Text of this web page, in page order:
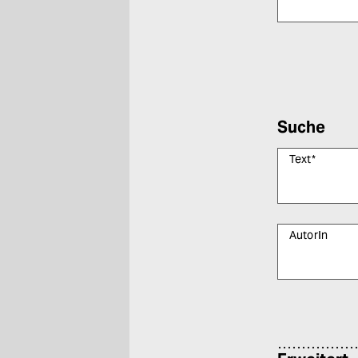
Suche
Text*
AutorIn